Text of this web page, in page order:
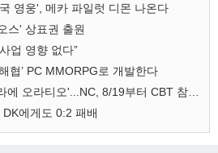
영웅', 메카 파일럿 디몬 나온다
스' 상표권 출원
업 영향 없다”
협’ PC MMORPG로 개발한다
에게도 0:2 패배